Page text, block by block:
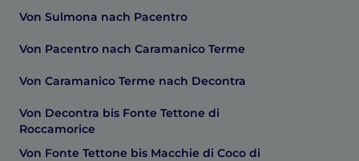
Von Sulmona nach Pacentro
Von Pacentro nach Caramanico Terme
Von Caramanico Terme nach Decontra
Von Decontra bis Fonte Tettone di
Roccamorice
Von Fonte Tettone bis Macchie di Coco di